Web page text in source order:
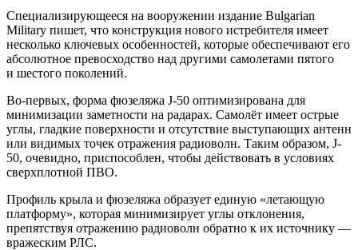
Специализирующееся на вооружении издание Bulgarian
Military пишет, что конструкция нового истребителя имеет
несколько ключевых особенностей, которые обеспечивают его
абсолютное превосходство над другими самолетами пятого
и шестого поколений.
Во-первых, форма фюзеляжа J-50 оптимизирована для
минимизации заметности на радарах. Самолёт имеет острые
углы, гладкие поверхности и отсутствие выступающих антенн
или видимых точек отражения радиоволн. Таким образом, J-
50, очевидно, приспособлен, чтобы действовать в условиях
сверхплотной ПВО.
Профиль крыла и фюзеляжа образует единую «летающую
платформу», которая минимизирует углы отклонения,
препятствуя отражению радиоволн обратно к их источнику —
вражеским РЛС.